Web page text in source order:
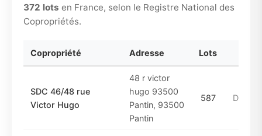
372 lots en France, selon le Registre National des
Copropriétés.
Copropriété Adresse Lots
SDC 46/48 rue
Victor Hugo
48 r victor
hugo 93500
Pantin, 93500
Pantin
587